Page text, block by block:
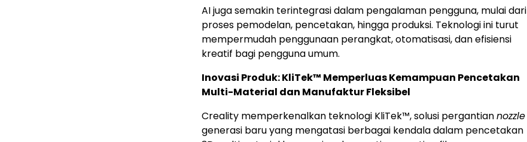
AI juga semakin terintegrasi dalam pengalaman pengguna, mulai dari
proses pemodelan, pencetakan, hingga produksi. Teknologi ini turut
mempermudah penggunaan perangkat, otomatisasi, dan efisiensi
kreatif bagi pengguna umum.
Inovasi Produk: KliTek™ Memperluas Kemampuan Pencetakan
Multi-Material dan Manufaktur Fleksibel
Creality memperkenalkan teknologi KliTek™, solusi pergantiannozzle
generasi baru yang mengatasi berbagai kendala dalam pencetakan